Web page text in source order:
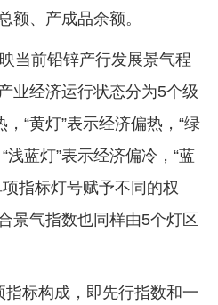
额、产成品余额。
当前铅锌产行发展景气程
业经济运行状态分为5个级
，“黄灯”表示经济偏热，“绿
浅蓝灯”表示经济偏冷，“蓝
指标灯号赋予不同的权
景气指数也同样由5个灯区
标构成，即先行指数和一